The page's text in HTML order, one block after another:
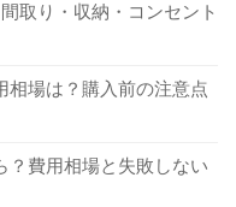
取り・収納・コンセント
相場は？購入前の注意点
？費用相場と失敗しない